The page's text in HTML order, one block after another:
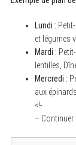
Lundi :
et légumes
Mardi :
lentilles,
Mercredi :
aux
<!-
–